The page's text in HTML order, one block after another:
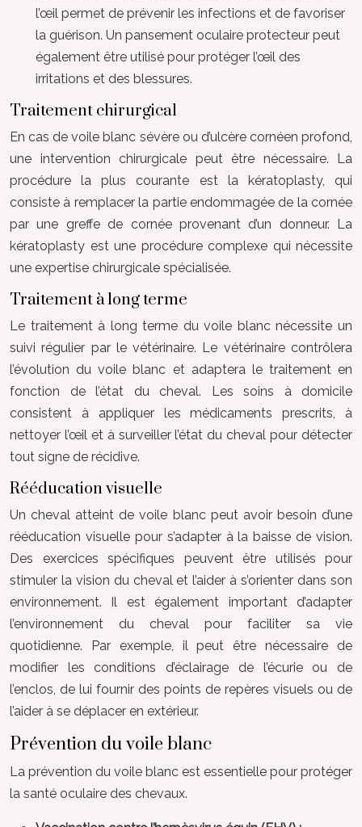
l’œil permet de prévenir les infections et de favoriser
la guérison. Un pansement oculaire protecteur peut
également être utilisé pour protéger l’œil des
irritations et des blessures.
Traitement chirurgical
En cas de voile blanc sévère ou d’ulcère cornéen profond,
une intervention chirurgicale peut être nécessaire. La
procédure la plus courante est la kératoplasty, qui
consiste à remplacer la partie endommagée de la cornée
par une greffe de cornée provenant d’un donneur. La
kératoplasty est une procédure complexe qui nécessite
une expertise chirurgicale spécialisée.
Traitement à long terme
Le traitement à long terme du voile blanc nécessite un
suivi régulier par le vétérinaire. Le vétérinaire contrôlera
l’évolution du voile blanc et adaptera le traitement en
fonction de l’état du cheval. Les soins à domicile
consistent à appliquer les médicaments prescrits, à
nettoyer l’œil et à surveiller l’état du cheval pour détecter
tout signe de récidive.
Rééducation visuelle
Un cheval atteint de voile blanc peut avoir besoin d’une
rééducation visuelle pour s’adapter à la baisse de vision.
Des exercices spécifiques peuvent être utilisés pour
stimuler la vision du cheval et l’aider à s’orienter dans son
environnement. Il est également important d’adapter
l’environnement du cheval pour faciliter sa vie
quotidienne. Par exemple, il peut être nécessaire de
modifier les conditions d’éclairage de l’écurie ou de
l’enclos, de lui fournir des points de repères visuels ou de
l’aider à se déplacer en extérieur.
Prévention du voile blanc
La prévention du voile blanc est essentielle pour protéger
la santé oculaire des chevaux.